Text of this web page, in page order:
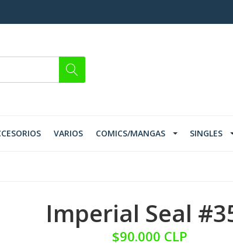
VARIOS COMICS/MANGAS SINGLES
Imperial Seal
$90.000 CLP